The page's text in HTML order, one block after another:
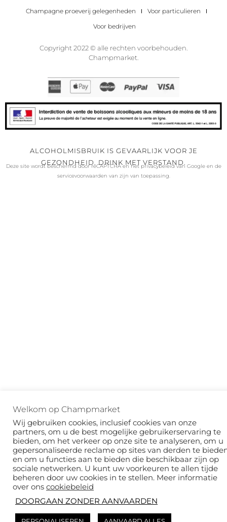
Champagne proeverij gelegenheden
Voor particulieren
Voor bedrijven
Copyright 2022 © alle rechten voorbehouden.
Champmarket.
ALCOHOLMISBRUIK IS GEVAARLIJK VOOR JE
GEZONDHEID. DRINK MET VERSTAND.
Deze site wordt beschermd door reCAPTCHA en het privacybeleidvan Google en de
servicevoorwaarden van zijn van toepassing.
Welkom op Champmarket
Wij gebruiken cookies, inclusief cookies van onze
partners, om u de best mogelijke gebruikerservaring te
bieden, om het verkeer op onze site te analyseren, om u
gepersonaliseerde reclame op sites van derden te
en om u functies aan te bieden die beschikbaar zijn op
sociale netwerken. U kunt uw voorkeuren te allen tijde
beheren door uw cookies in te stellen. Meer informatie
over ons cookiebeleid
DOORGAAN ZONDER AANVAARDEN